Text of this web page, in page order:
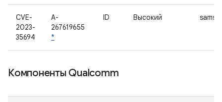
CVE-
2023-
35694
A-
267619655
*
ID Высокий
Компоненты Qualcomm